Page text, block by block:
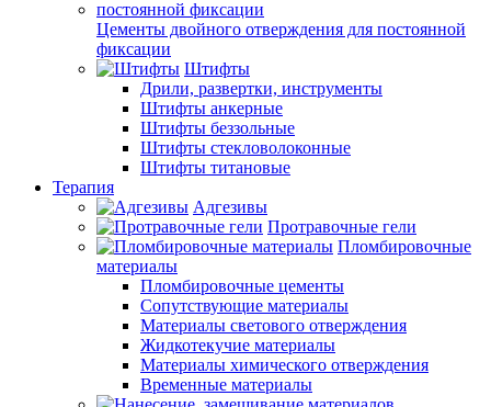
Цементы двойного отверждения для постоянной
фиксации
Штифты
Дрили, развертки, инструменты
Штифты анкерные
Штифты беззольные
Штифты стекловолоконные
Штифты титановые
Терапия
Адгезивы
Протравочные гели
Пломбировочные
материалы
Пломбировочные цементы
Сопутствующие материалы
Материалы светового отверждения
Жидкотекучие материалы
Материалы химического отверждения
Временные материалы